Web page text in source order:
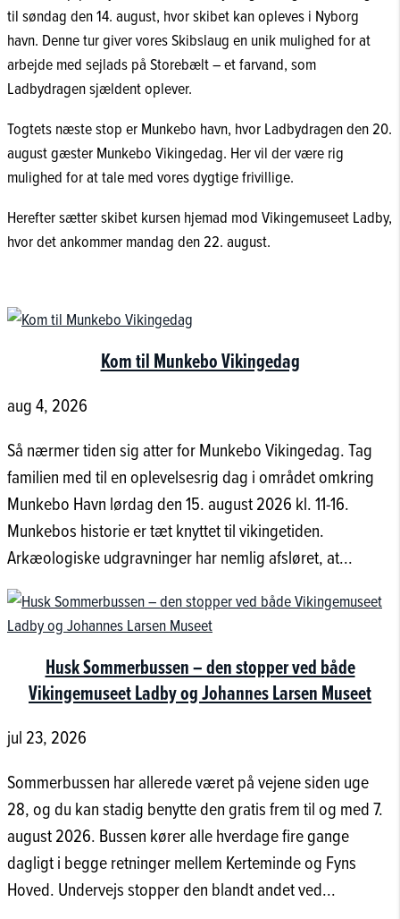
til søndag den 14. august, hvor skibet kan opleves i Nyborg
havn. Denne tur giver vores Skibslaug en unik mulighed for at
arbejde med sejlads på Storebælt – et farvand, som
Ladbydragen sjældent oplever.
Togtets næste stop er Munkebo havn, hvor Ladbydragen den 20.
august gæster Munkebo Vikingedag. Her vil der være rig
mulighed for at tale med vores dygtige frivillige.
Herefter sætter skibet kursen hjemad mod Vikingemuseet Ladby,
hvor det ankommer mandag den 22. august.
Kom til Munkebo Vikingedag
aug 4, 2026
Så nærmer tiden sig atter for Munkebo Vikingedag. Tag
familien med til en oplevelsesrig dag i området omkring
Munkebo Havn lørdag den 15. august 2026 kl. 11-16.
Munkebos historie er tæt knyttet til vikingetiden.
Arkæologiske udgravninger har nemlig afsløret, at...
Husk Sommerbussen – den stopper ved både
Vikingemuseet Ladby og Johannes Larsen Museet
jul 23, 2026
Sommerbussen har allerede været på vejene siden uge
28, og du kan stadig benytte den gratis frem til og med 7.
august 2026. Bussen kører alle hverdage fire gange
dagligt i begge retninger mellem Kerteminde og Fyns
Hoved. Undervejs stopper den blandt andet ved...